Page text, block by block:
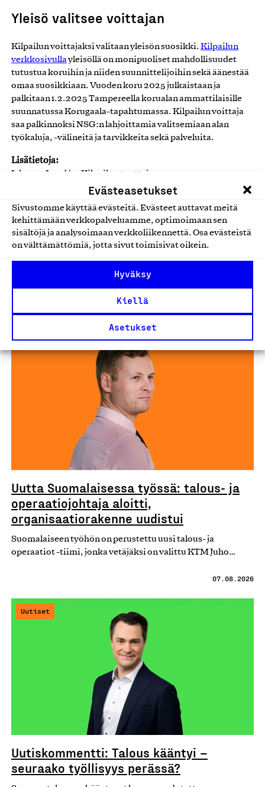
Evästeasetukset
Sivustomme käyttää evästeitä. Evästeet auttavat meitä
kehittämään verkkopalveluamme, optimoimaan sen
sisältöjä ja analysoimaan verkkoliikennettä. Osa evästeistä
on välttämättömiä, jotta sivut toimisivat oikein.
Hyväksy
Kiellä
Asetukset
Yleisö valitsee voittajan
Kilpailun voittajaksi valitaan yleisön suosikki. Kilpailun
verkkosivulla yleisöllä on monipuoliset mahdollisuudet
tutustua koruihin ja niiden suunnittelijoihin sekä äänestää
omaa suosikkiaan. Vuoden koru 2025 julkaistaan ja
palkitaan 1.2.2025 Tampereella korualan ammattilaisille
suunnatussa Korugaala-tapahtumassa. Kilpailun voittaja
saa palkinnoksi NSG:n lahjoittamia valitsemiaan alan
työkaluja, -välineitä ja tarvikkeita sekä palveluita.
Lisätietoja:
Johanna Lundán, Kilpailun tuottaja,
johanna@julesandberyl.fi , p. 040 5380 433
Artikkelin kuva:Jules & Beryl, kuvaaja Ellina Noronen
Lisää uutisia
Kaikki ajankohtaiset
Uutta Suomalaisessa työssä: talous- ja
operaatiojohtaja aloitti,
organisaatiorakenne uudistui
Suomalaiseen työhön on perustettu uusi talous- ja
operaatiot -tiimi, jonka vetäjäksi on valittu KTM Juho…
07.08.2026
Uutiset
Uutiskommentti: Talous kääntyi –
seuraako työllisyys perässä?